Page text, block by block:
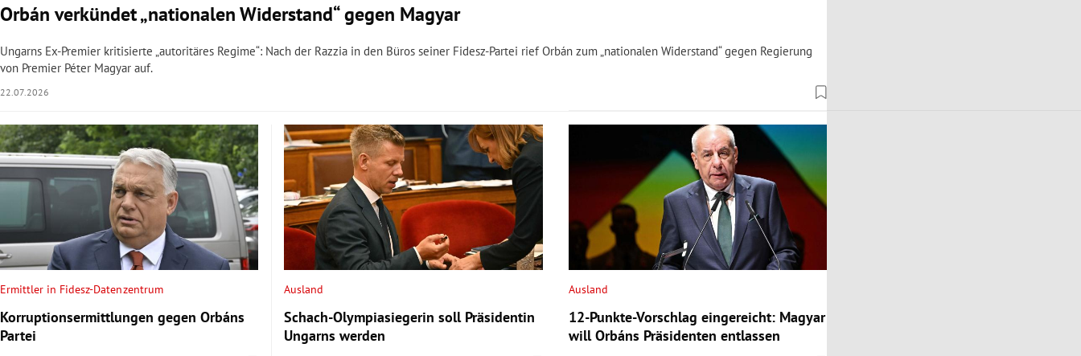
Orbán verkündet „nationalen Widerstand“ gegen Magyar
Ungarns Ex-Premier kritisierte „autoritäres Regime“: Nach der Razzia in den Büros seiner Fidesz-Partei rief Orbán zum „nationalen Widerstand“ gegen Regierung
von Premier Péter Magyar auf.
22.07.2026
Ermittler in Fidesz-Datenzentrum
Korruptionsermittlungen gegen Orbáns
Partei
Ausland
Schach-Olympiasiegerin soll Präsidentin
Ungarns werden
Ausland
12-Punkte-Vorschlag eingereicht: Magyar
will Orbáns Präsidenten entlassen